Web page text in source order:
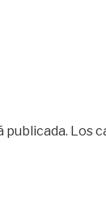
publicada. Los